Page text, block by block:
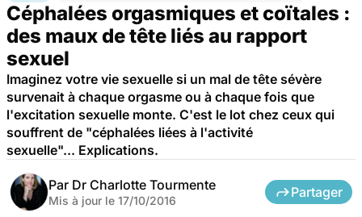
Céphalées orgasmiques et coïtales :
des maux de tête liés au rapport
sexuel
Imaginez votre vie sexuelle si un mal de tête sévère
survenait à chaque orgasme ou à chaque fois que
l'excitation sexuelle monte. C'est le lot chez ceux qui
souffrent de "céphalées liées à l'activité
sexuelle"... Explications.
Par Dr Charlotte Tourmente
Mis à jour le 17/10/2016
Partager